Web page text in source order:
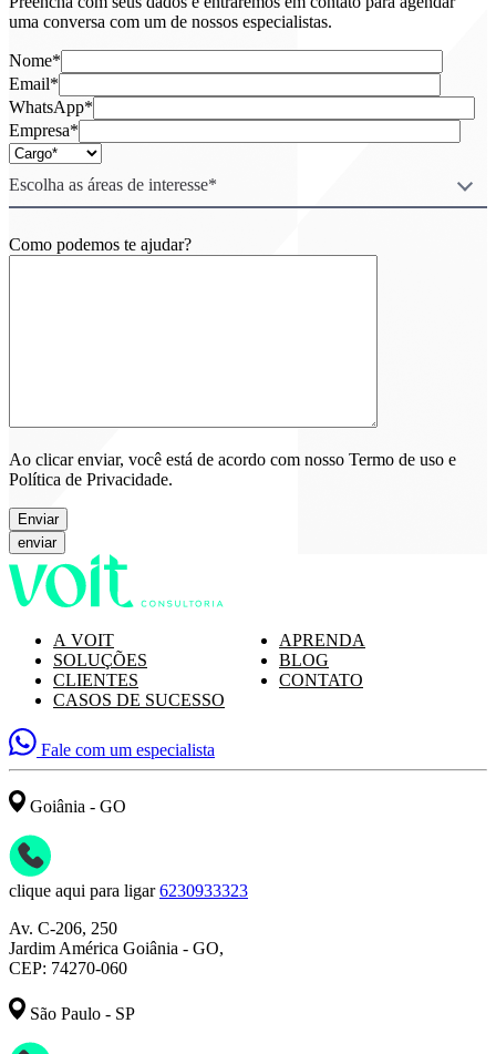
uma conversa com um de nossos especialistas.
Nome*
Email*
WhatsApp*
Empresa*
Escolha as áreas de interesse*
Como podemos te ajudar?
Ao clicar enviar, você está de acordo com nosso Termo de uso e
Política de Privacidade.
Enviar
A VOIT
SOLUÇÕES
CLIENTES
CASOS DE SUCESSO
APRENDA
BLOG
CONTATO
Fale com um especialista
Goiânia - GO
clique aqui para ligar 6230933323
Av. C-206, 250
Jardim América Goiânia - GO,
CEP: 74270-060
São Paulo - SP